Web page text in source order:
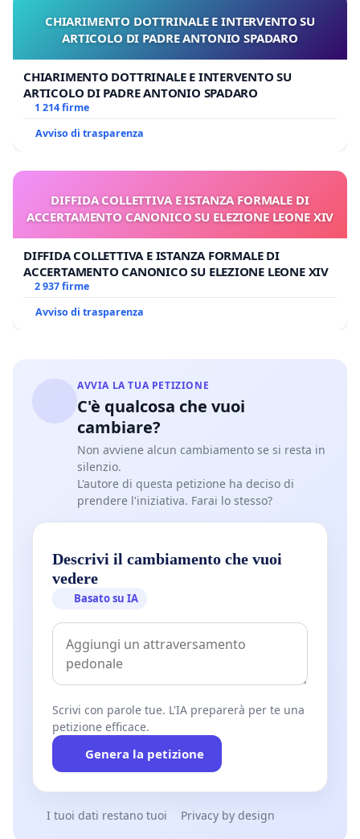
CHIARIMENTO DOTTRINALE E INTERVENTO SU
ARTICOLO DI PADRE ANTONIO SPADARO
CHIARIMENTO DOTTRINALE E INTERVENTO SU
ARTICOLO DI PADRE ANTONIO SPADARO
1 214 firme
Avviso di trasparenza
DIFFIDA COLLETTIVA E ISTANZA FORMALE DI
ACCERTAMENTO CANONICO SU ELEZIONE LEONE XIV
DIFFIDA COLLETTIVA E ISTANZA FORMALE DI
ACCERTAMENTO CANONICO SU ELEZIONE LEONE XIV
2 937 firme
Avviso di trasparenza
AVVIA LA TUA PETIZIONE
C'è qualcosa che vuoi
cambiare?
Non avviene alcun cambiamento se si resta in
silenzio.
L'autore di questa petizione ha deciso di
prendere l'iniziativa. Farai lo stesso?
Descrivi il cambiamento che vuoi
vedere
Basato su IA
Scrivi con parole tue. L'IA preparerà per te una
petizione efficace.
Genera la petizione
I tuoi dati restano tuoi Privacy by design